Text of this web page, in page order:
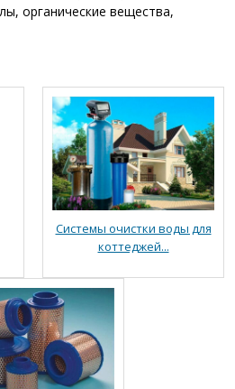
органические вещества,
Системы очистки воды для
коттеджей...